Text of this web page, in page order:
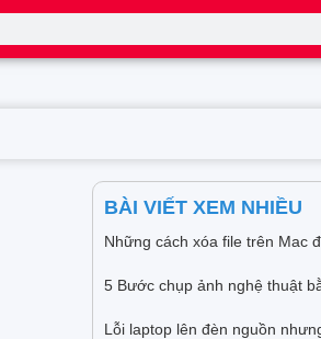
BÀI VIẾT XEM NHIỀU
Những cách xóa file trên Mac
5 Bước chụp ảnh nghệ thuật
Lỗi laptop lên đèn nguồn